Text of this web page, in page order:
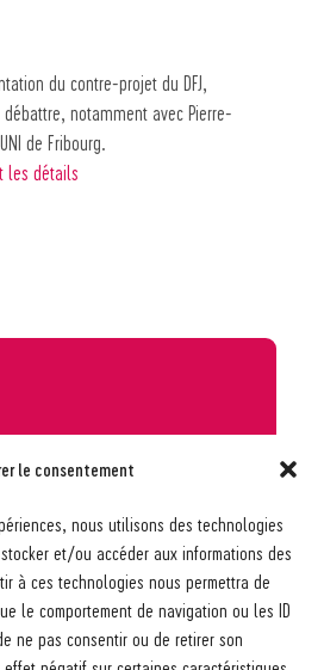
le consentement
nous utilisons des technologies
et/ou accéder aux informations des
à ces technologies nous permettra de
le comportement de navigation ou les ID
ne pas consentir ou de retirer son
du contre-projet du DFJ,
notamment avec Pierre-
de Fribourg.
les détails